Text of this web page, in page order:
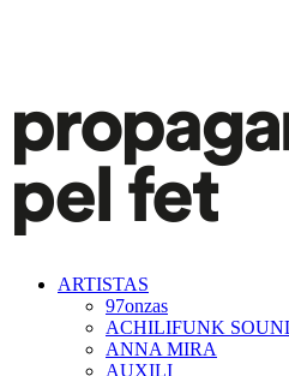
ARTISTAS
97onzas
ACHILIFUNK
ANNA MIRA
AUXILI